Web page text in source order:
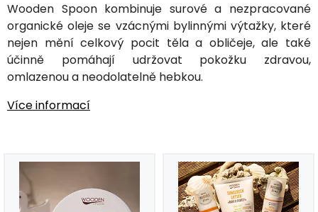
Wooden Spoon kombinuje surové a nezpracované
organické oleje se vzácnými bylinnými výtažky, které
nejen mění celkový pocit těla a obličeje, ale také
účinně pomáhají udržovat pokožku zdravou,
omlazenou a neodolatelně hebkou.
Více informací